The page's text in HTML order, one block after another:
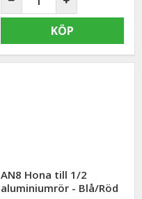
KÖP
AN8 Hona till 1/2
aluminiumrör - Blå/Röd